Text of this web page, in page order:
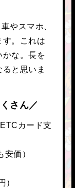
やスマホ、
す。これは
かな。長を
と思いま
さん／
カード支
価）
）